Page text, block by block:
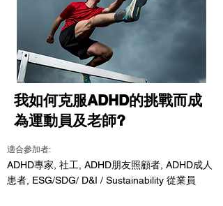
我如何克服ADHD的挑戰而成
為運動員及老師?
適合參加者:
ADHD專家, 社工, ADHD朋友照顧者, ADHD成人
患者, ESG/SDG/ D&I / Sustainability 從業員